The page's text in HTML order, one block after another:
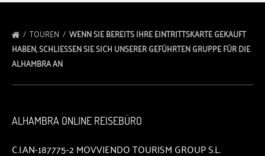
TOUREN
WENN SIE BEREITS IHRE EINTRITTSKARTE GEKAUFT
HABEN, SCHLIESSEN SIE SICH UNSERER GEFÜHRTEN GRUPPE FÜR DIE A
LHAMBRA AN
ALHAMBRA ONLINE REISEBÜRO
C.I.AN-187775-2 MOVVIENDO TOURISM GROUP S.L.